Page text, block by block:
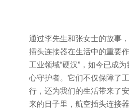
通过李先生和张女士的故事
插头连接器在生活中的重要
工业领域“硬汉”，如今已成
心守护者。它们不仅保障了
行，还为我们的生活带来了
来的日子里，航空插头连接